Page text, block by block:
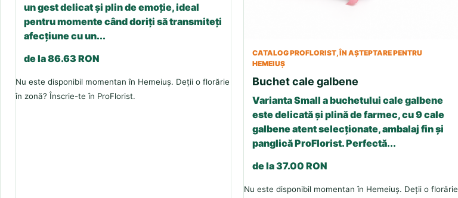
un gest delicat și plin de emoție, ideal
pentru momente când doriți să transmiteți
afecțiune cu un...
de la 86.63 RON
Nu este disponibil momentan în Hemeiuș. Deții o florărie
în zonă? Înscrie-te în ProFlorist.
CATALOG PROFLORIST, ÎN AȘTEPTARE PENTRU
HEMEIUȘ
Buchet cale galbene
Varianta Small a buchetului cale galbene
este delicată și plină de farmec, cu 9 cale
galbene atent selecționate, ambalaj fin și
panglică ProFlorist. Perfectă...
de la 37.00 RON
Nu este disponibil momentan în Hemeiuș. Deții o florărie